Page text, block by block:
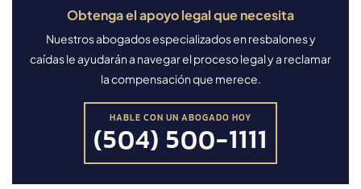
Obtenga el apoyo legal que necesita
Nuestros abogados especializados en resbalones y
caídas le ayudarán a navegar el proceso legal y a reclamar
la compensación que merece.
HABLE CON UN ABOGADO HOY
(504) 500-1111